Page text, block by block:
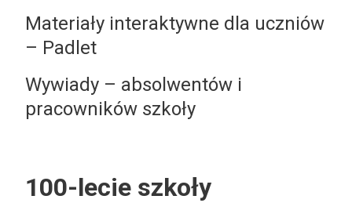
Materiały interaktywne dla uczniów
– Padlet
Wywiady – absolwentów i
pracowników szkoły
100-lecie szkoły